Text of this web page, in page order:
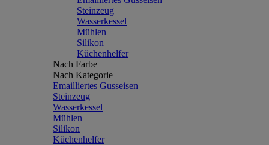
Steinzeug
Wasserkessel
Mühlen
Silikon
Küchenhelfer
Nach Farbe
Nach Kategorie
Emailliertes Gusseisen
Steinzeug
Wasserkessel
Mühlen
Silikon
Küchenhelfer